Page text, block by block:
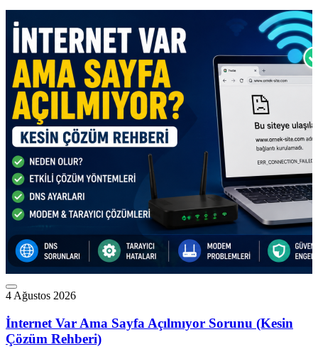
4 Ağustos 2026
İnternet Var Ama Sayfa Açılmıyor Sorunu (Kesin
Çözüm Rehberi)